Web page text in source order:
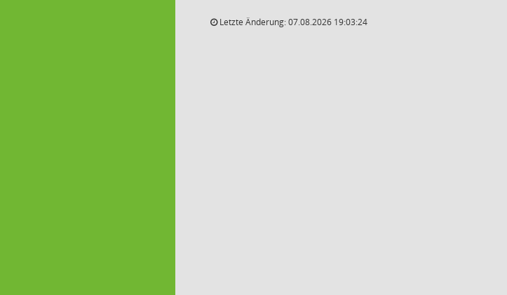
Letzte Änderung: 07.08.2026 19:03:24